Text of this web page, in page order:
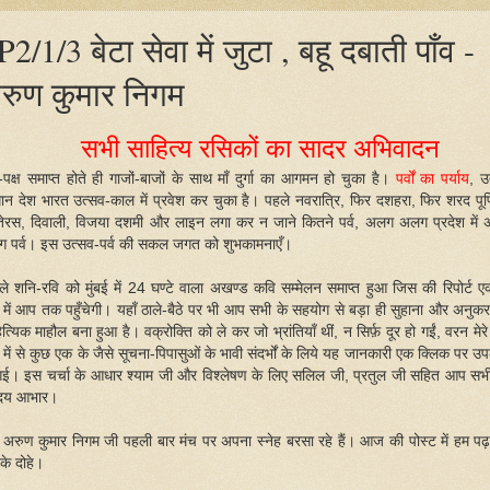
1/3 बेटा सेवा में जुटा , बहू दबाती पाँव -
कुमार निगम
सभी साहित्य रसिकों का सादर अभिवादन
पक्ष समाप्त होते ही गाजों-बाजों के साथ माँ दुर्गा का आगमन हो चुका है। पर्वों का पर्याय ,
देश भारत उत्सव-काल में प्रवेश कर चुका है। पहले नवरात्रि, फिर दशहरा, फिर शरद
दिवाली, विजया दशमी और लाइन लगा कर न जाने कितने पर्व, अलग अलग प्रदेश में
पर्व। इस उत्सव-पर्व की सकल जगत को शुभकामनाएँ।
शनि-रवि को मुंबई में 24 घण्टे वाला अखण्ड कवि सम्मेलन समाप्त हुआ जिस की रिपोर्ट
में आप तक पहुँचेगी। यहाँ ठाले-बैठे पर भी आप सभी के सहयोग से बड़ा ही सुहाना और
माहौल बना हुआ है। वक्रोक्ति को ले कर जो भ्रांतियाँ थीं, न सिर्फ़ दूर हो गईं, वरन
से कुछ एक के जैसे सूचना-पिपासुओं के भावी संदर्भों के लिये यह जानकारी एक क्लिक पर
इस चर्चा के आधार श्याम जी और विश्लेषण के लिए सलिल जी, प्रतुल जी सहित आप
आभार।
अरुण कुमार निगम जी पहली बार मंच पर अपना स्नेह बरसा रहे हैं। आज की पोस्ट में हम
दोहे।